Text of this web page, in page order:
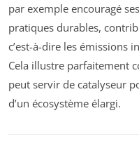
par exemple encouragé
pratiques durables,
c’est-à-dire les émissions
Cela illustre parfaitement
peut servir de catalyseur
d’un écosystème élargi.